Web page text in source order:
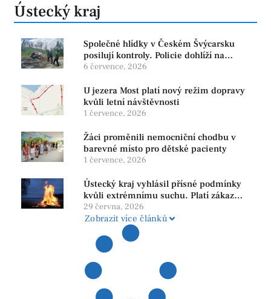
Ústecký kraj
Společné hlídky v Českém Švýcarsku
posilují kontroly. Policie dohlíží na
bezpečnost i ochranu přírody
6 července, 2026
U jezera Most platí nový režim dopravy
kvůli letní návštěvnosti
1 července, 2026
Žáci proměnili nemocniční chodbu v
barevné místo pro dětské pacienty
1 července, 2026
Ústecký kraj vyhlásil přísné podmínky
kvůli extrémnímu suchu. Platí zákaz
ohňů i pyrotechniky
29 června, 2026
Zobrazit více článků